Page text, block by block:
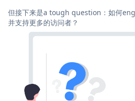
但接下来是a tough question：如何
并支持更多的访问者？